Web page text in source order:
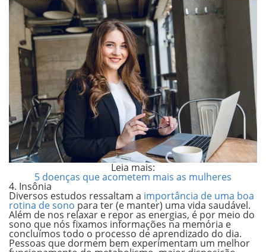
Leia mais:
5 doenças que acometem mais as mulheres
4. Insônia
Diversos estudos ressaltam a importância de uma boa
rotina de sono para ter (e manter) uma vida saudável.
Além de nos relaxar e repor as energias, é por meio do
sono que nós fixamos informações na memória e
concluímos todo o processo de aprendizado do dia.
Pessoas que dormem bem experimentam um melhor